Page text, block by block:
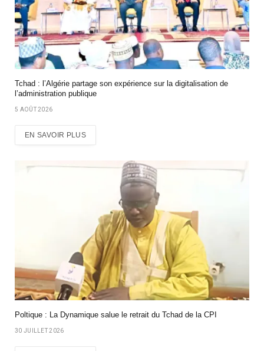
Tchad : l’Algérie partage son expérience sur la digitalisation de
l’administration publique
5 AOÛT 2026
EN SAVOIR PLUS
Poltique : La Dynamique salue le retrait du Tchad de la CPI
30 JUILLET 2026